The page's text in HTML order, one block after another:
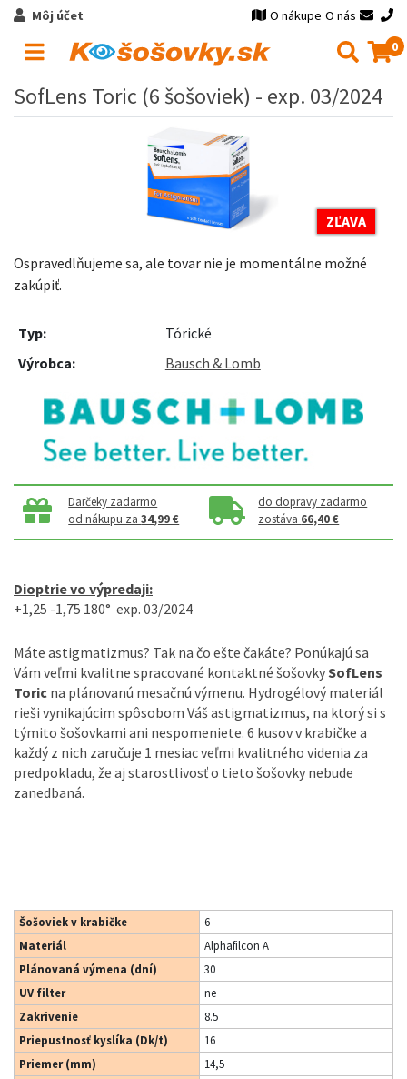
Môj účet O nákupe O nás
0
SofLens Toric (6 šošoviek) - exp. 03/2024
ZĽAVA
Ospravedlňujeme sa, ale tovar nie je momentálne možné
zakúpiť.
Typ:
Tórické
Výrobca:
Bausch & Lomb
Darčeky zadarmo
od nákupu za34,99 €
do dopravy zadarmo
zostáva 66,40 €
Dioptrie vo výpredaji:
+1,25 -1,75 180° exp. 03/2024
Máte astigmatizmus? Tak na čo ešte čakáte? Ponúkajú sa
Vám veľmi kvalitne spracované kontaktné šošovkySofLens
Toric na plánovanú mesačnú výmenu. Hydrogélový materiál
rieši vynikajúcim spôsobom Váš astigmatizmus, na ktorý si s
týmito šošovkami ani nespomeniete. 6 kusov v krabičke a
každý z nich zaručuje 1 mesiac veľmi kvalitného videnia za
predpokladu, že aj starostlivosť o tieto šošovky nebude
zanedbaná.
Šošoviek v krabičke
6
Materiál
Alphafilcon A
Plánovaná výmena (dní)
30
UV filter
ne
Zakrivenie
8.5
Priepustnosť kyslíka (Dk/t)
16
Priemer (mm)
14,5